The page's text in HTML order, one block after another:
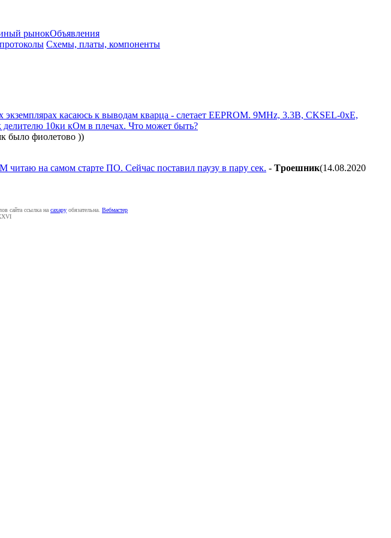
рынокОбъявления
Схемы, платы, компоненты
экземплярах касаюсь к выводам кварца - слетает EEPROM. 9MHz, 3.3В, СKSEL-0xE,
10ки кОм в плечах. Что может быть?
было фиолетово ))
на самом старте ПО. Сейчас поставил паузу в пару сек. - Tpoeшник(14.08.2020
сайта ссылка на caxapу обязательна. Вебмастер